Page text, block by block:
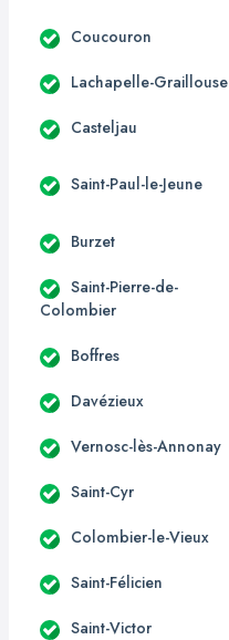
Coucouron
Lachapelle-Graillouse
Casteljau
Saint-Paul-le-Jeune
Burzet
Saint-Pierre-de-
Colombier
Boffres
Davézieux
Vernosc-lès-Annonay
Saint-Cyr
Colombier-le-Vieux
Saint-Félicien
Saint-Victor